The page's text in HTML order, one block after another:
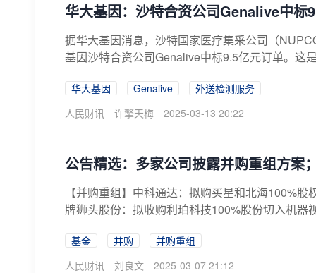
华大基因：沙特合资公司Genalive中标
据华大基因消息，沙特国家医疗集采公司（
基因沙特合资公司Genalive中标9.5亿元订单。这
华大基因 Genalive
外送检测服务
人民财讯
许擎天梅 2025-03-13 20:22
公告精选：多家公司披露并购重组方案
【并购重组】中科通达：拟购买星和北海100%
牌狮头股份：拟收购利珀科技100%股份切入机
基金 并购
并购重组
人民财讯
刘良文 2025-03-07 21:12